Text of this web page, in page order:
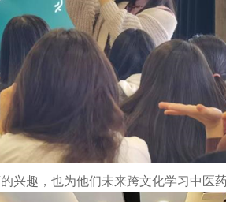
趣，也为他们未来跨文化学习中医